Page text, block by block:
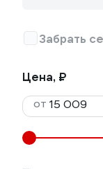
Забрать
Цена, ₽
от